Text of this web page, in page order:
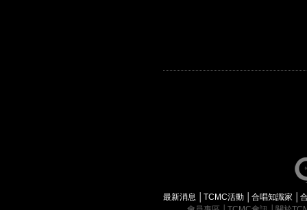
最新消息 │TCMC活動 │合唱知識家 │